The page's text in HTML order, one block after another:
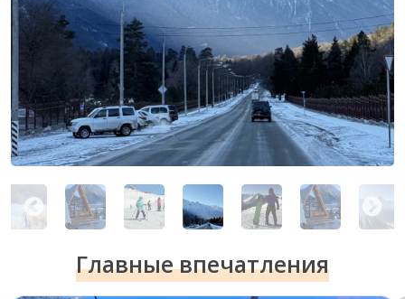
Главные впечатления